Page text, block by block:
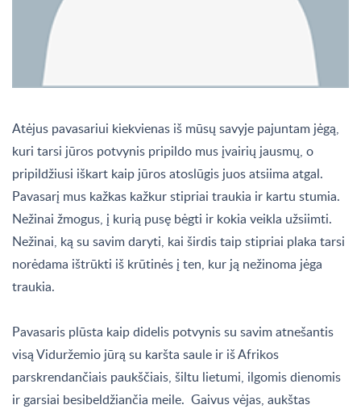
Atėjus pavasariui kiekvienas iš mūsų savyje pajuntam jėgą,
kuri tarsi jūros potvynis pripildo mus įvairių jausmų, o
pripildžiusi iškart kaip jūros atoslūgis juos atsiima atgal.
Pavasarį mus kažkas kažkur stipriai traukia ir kartu stumia.
Nežinai žmogus, į kurią pusę bėgti ir kokia veikla užsiimti.
Nežinai, ką su savim daryti, kai širdis taip stipriai plaka tarsi
norėdama ištrūkti iš krūtinės į ten, kur ją nežinoma jėga
traukia.
Pavasaris plūsta kaip didelis potvynis su savim atnešantis
visą Viduržemio jūrą su karšta saule ir iš Afrikos
parskrendančiais paukščiais, šiltu lietumi, ilgomis dienomis
ir garsiai besibeldžiančia meile. Gaivus vėjas, aukštas